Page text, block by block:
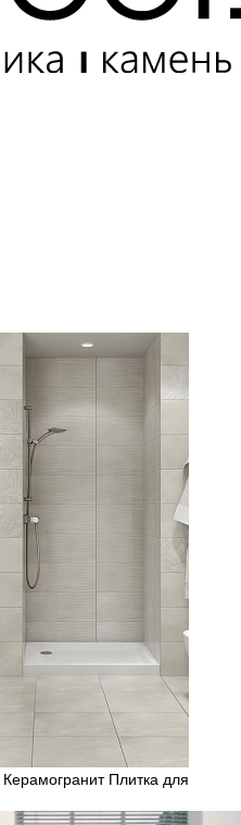
Керамогранит Плитка для